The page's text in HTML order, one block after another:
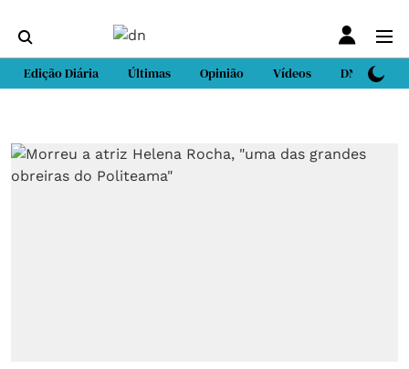
Edição Diária Últimas Opinião Vídeos DN Sport